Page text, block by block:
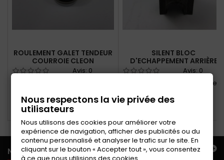
ROULEMENT GALET TENDEUR
COURROIE CLEON
Avis: 0
à eau
Ajouter au panier
SILENT BLOC
D'ECHAPPEMENT ARRIÈRE
Avis: 0
Silentbloc de fixation silencieux
NOTRE OFFRE
Nous respectons la vie privée des
utilisateurs
Nous utilisons des cookies pour améliorer votre
expérience de navigation, afficher des publicités ou du
contenu personnalisé et analyser le trafic sur le site. En
cliquant sur le bouton « Accepter tout », vous consentez